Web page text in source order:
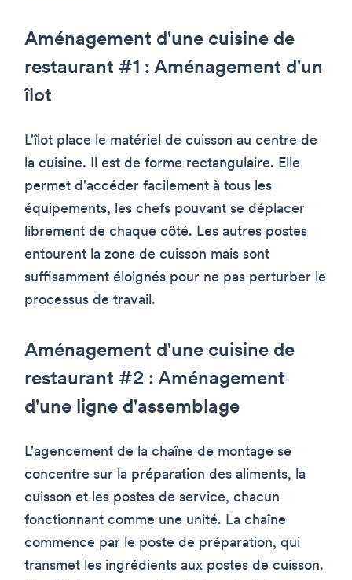
Aménagement d'une cuisine de
restaurant #1 : Aménagement d'un
îlot
L'îlot place le matériel de cuisson au centre de
la cuisine. Il est de forme rectangulaire. Elle
permet d'accéder facilement à tous les
équipements, les chefs pouvant se déplacer
librement de chaque côté. Les autres postes
entourent la zone de cuisson mais sont
suffisamment éloignés pour ne pas perturber le
processus de travail.
Aménagement d'une cuisine de
restaurant #2 : Aménagement
d'une ligne d'assemblage
L'agencement de la chaîne de montage se
concentre sur la préparation des aliments, la
cuisson et les postes de service, chacun
fonctionnant comme une unité. La chaîne
commence par le poste de préparation, qui
transmet les ingrédients aux postes de cuisson.